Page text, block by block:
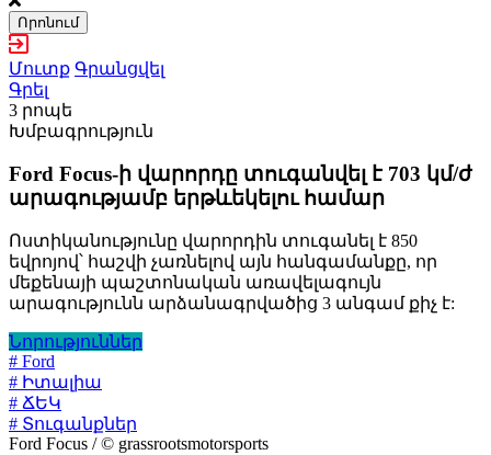
Որոնում
Մուտք Գրանցվել
Գրել
3 րոպե
Խմբագրություն
Ford Focus-ի վարորդը տուգանվել է 703 կմ/ժ
արագությամբ երթևեկելու համար
Ոստիկանությունը վարորդին տուգանել է 850
եվրոյով՝ հաշվի չառնելով այն հանգամանքը, որ
մեքենայի պաշտոնական առավելագույն
արագությունն արձանագրվածից 3 անգամ քիչ է:
Նորություններ
# Ford
# Իտալիա
# ՃԵԿ
# Տուգանքներ
Ford Focus / © grassrootsmotorsports